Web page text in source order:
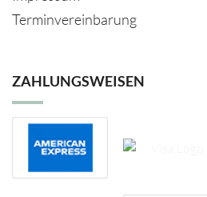
Terminvereinbarung
ZAHLUNGSWEISEN